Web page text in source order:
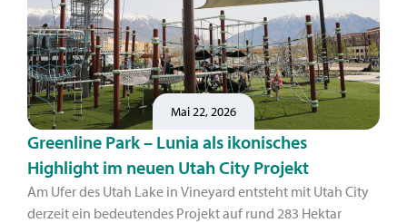
Mai 22, 2026
Greenline Park – Lunia als ikonisches
Highlight im neuen Utah City Projekt
Am Ufer des Utah Lake in Vineyard entsteht mit Utah City
derzeit ein bedeutendes Projekt auf rund 283 Hektar